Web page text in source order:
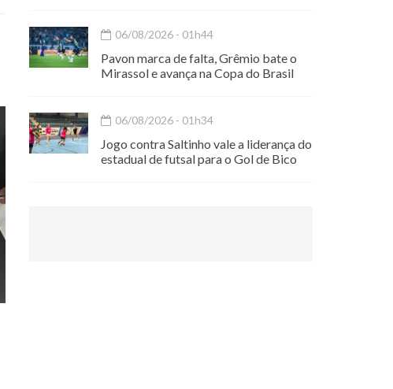
06/08/2026 - 01h44
Pavon marca de falta, Grêmio bate o
Mirassol e avança na Copa do Brasil
06/08/2026 - 01h34
Jogo contra Saltinho vale a liderança do
estadual de futsal para o Gol de Bico